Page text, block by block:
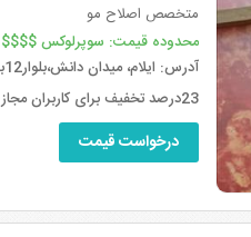
متخصص اصلاح مو
محدوده قیمت: سوپرلوکس $$$$
آدرس: ایلام، میدان دانش،بلوار12بهمن عمارت ...
23درصد تخفیف برای کاربران مجازی
درخواست قیمت